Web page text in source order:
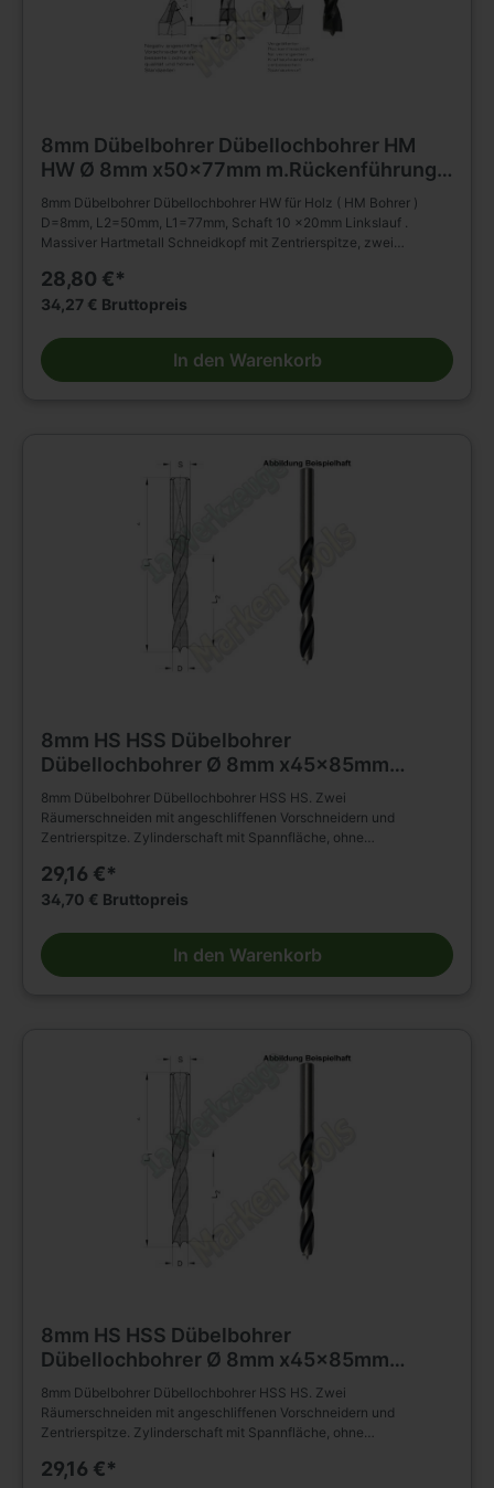
8mm Dübelbohrer Dübellochbohrer HM
HW Ø 8mm x50x77mm m.Rückenführung
Schaft 10mm Z2+V2 L.
8mm Dübelbohrer Dübellochbohrer HW für Holz ( HM Bohrer )
D=8mm, L2=50mm, L1=77mm, Schaft 10 x20mm Linkslauf .
Massiver Hartmetall Schneidkopf mit Zentrierspitze, zwei
kunststoffbeschichtet. Zylinderschaft mit Spannfläche und
Tiefeneinstellschraube. Zum Einsatz im Spannfutter,
CNC Maschinen. Zum Bohren von Sacklöchern z.B. Dübellöchern
in Massivholz, Holz- und Plattenwerkstoffen u.s.w. Weitere Bohrer
und Zubehör finden Sie in unserem Werkzeug Shop.
28,80 €*
34,27 € Bruttopreis
In den Warenkorb
8mm HS HSS Dübelbohrer
Dübellochbohrer Ø 8mm x45x85mm
Schaft 10mm
8mm Dübelbohrer Dübellochbohrer HSS HS. Zwei
Räumerschneiden mit angeschliffenen Vorschneidern und
Zentrierspitze. Zylinderschaft mit Spannfläche, ohne
Dübellöcher, Sacklöcher (z.B. für Holz Dübel) oder zum erstellen
einer anderen Korpusverbindung (Beschläge), in Holz wie Hartholz
Bohrautomaten, BAZ, CNC, Durchlauf Bohrmaschinen,
Dübelmaschinen, und Bohrmaschinen. Zu spannen im Spannfutter,
Bohrfutter, CNC Bohrfutter . Weitere HSS Bohrer in großer Auswahl
29,16 €*
34,70 € Bruttopreis
In den Warenkorb
8mm HS HSS Dübelbohrer
Dübellochbohrer Ø 8mm x45x85mm
Schaft 10mm L.
8mm Dübelbohrer Dübellochbohrer HSS HS. Zwei
Räumerschneiden mit angeschliffenen Vorschneidern und
Zentrierspitze. Zylinderschaft mit Spannfläche, ohne
Dübellöcher, Sacklöcher (z.B. für Holz Dübel) oder zum erstellen
29,16 €*